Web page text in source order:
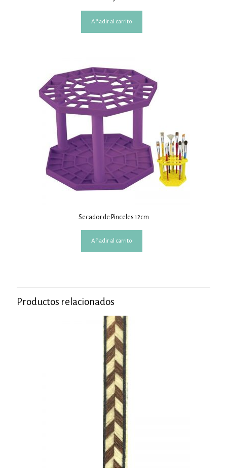
Añadir al carrito
Secador de Pinceles 12cm
Añadir al carrito
Productos relacionados